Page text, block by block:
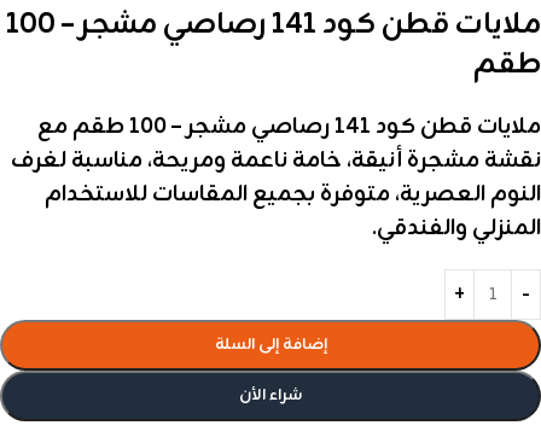
ملايات قطن كود 141 رصاصي مشجر – 100
طقم
ملايات قطن كود 141 رصاصي مشجر – 100 طقم مع
نقشة مشجرة أنيقة، خامة ناعمة ومريحة، مناسبة لغرف
النوم العصرية، متوفرة بجميع المقاسات للاستخدام
المنزلي والفندقي.
إضافة إلى السلة
شراء الأن